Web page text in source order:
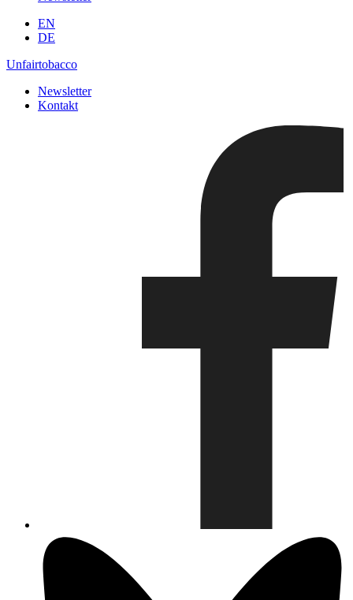
EN
DE
Unfairtobacco
Newsletter
Kontakt